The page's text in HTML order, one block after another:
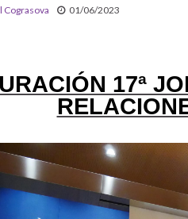
Cograsova 01/06/2023
17ª